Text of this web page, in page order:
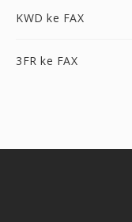
KWD ke FAX
3FR ke FAX